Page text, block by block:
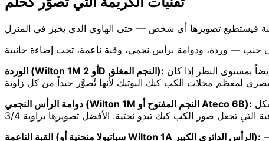
جنب — وردة، ودوامة برأس نجمي، وقبة ناعمة، تحت إضاءة جانبية
الوردة (Wilton 1M أو 2D النجم المغلق):
دوامة الرأس النجمي (Wilton 1M النجم المفتوح أو Ateco 6B):
القبة الناعمة (سباتيولا منحنية أو Wilton 1A الرأس الدائري الكبير):